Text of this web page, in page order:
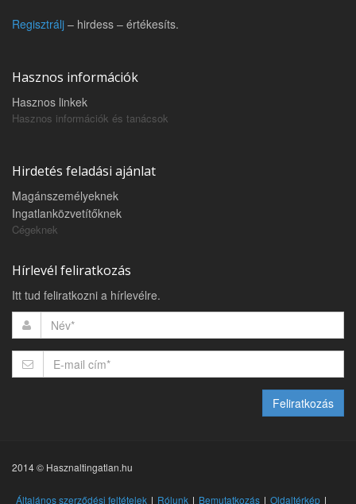
Regisztrálj – hirdess – értékesíts.
Hasznos információk
Hasznos linkek
Hasznos információk és tanácsok
Hirdetés feladási ajánlat
Magánszemélyeknek
Ingatlanközvetítőknek
Cégeknek
Hírlevél feliratkozás
Itt tud feliratkozni a hírlevélre.
Feliratkozás
2014 © Hasznaltingatlan.hu
Általános szerződési feltételek Rólunk Bemutatkozás Oldaltérkép